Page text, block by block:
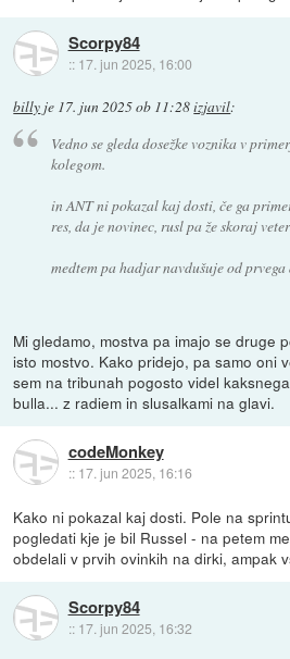
Scorpy84
:: 17. jun 2025, 16:00
billy je 17. jun 2025 ob 11:28izjavil:
Vedno se gleda dosežke voznika v
kolegom.
in ANT ni pokazal kaj dosti, če ga
res, da je novinec, rusl pa že skoraj
medtem pa hadjar navdušuje od prvega
Mi gledamo, mostva pa imajo se druge
isto mostvo. Kako pridejo, pa samo oni
sem na tribunah pogosto videl
bulla... z radiem in slusalkami na glavi.
codeMonkey
:: 17. jun 2025, 16:16
Kako ni pokazal kaj dosti. Pole na
pogledati kje je bil Russel - na petem
obdelali v prvih ovinkih na dirki, ampak
Scorpy84
:: 17. jun 2025, 16:32